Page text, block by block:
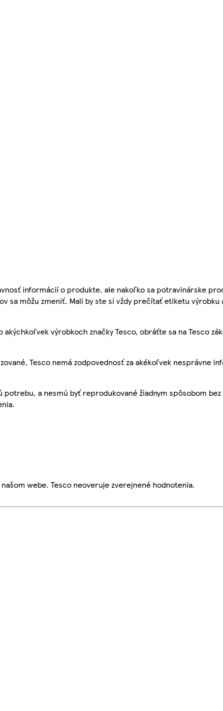
informácií o produkte, ale nakoľko sa potravinárske
sa môžu zmeniť. Mali by ste si vždy prečítať etiketu
výrobkoch značky Tesco, obráťte sa na Tesco
Tesco nemá zodpovednosť za akékoľvek nesprávne
a nesmú byť reprodukované žiadnym spôsobom
webe. Tesco neoveruje zverejnené hodnotenia.